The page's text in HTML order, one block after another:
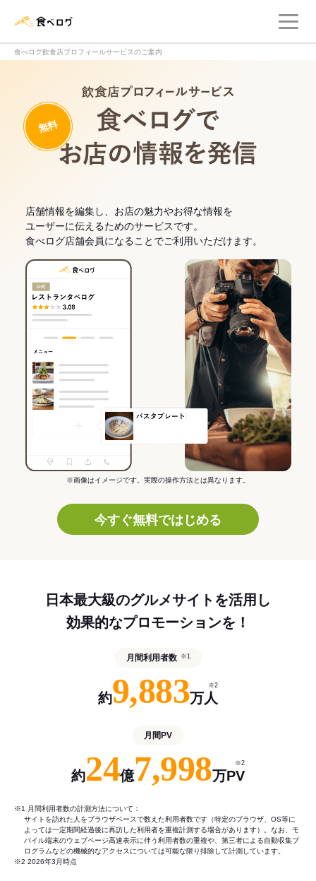
食べログ飲食店プロフィールサービスのご案内
無料
店舗情報を編集し、お店の魅力やお得な情報を
ユーザーに伝えるためのサービスです。
食べログ店舗会員になることでご利用いただけます。
※画像はイメージです。実際の操作方法とは異なります。
今すぐ無料ではじめる
日本最大級のグルメサイトを活用し
効果的なプロモーションを！
月間利用者数 ※1
約9,883万人
※2
月間PV
約24億7,998万PV
※2
※1 月間利用者数の計測方法について：
サイトを訪れた人をブラウザベースで数えた利用者数です（特定のブラウザ、OS等に
よっては一定期間経過後に再訪した利用者を重複計測する場合があります）。なお、モ
バイル端末のウェブページ高速表示に伴う利用者数の重複や、第三者による自動収集プ
ログラムなどの機械的なアクセスについては可能な限り排除して計測しています。
※2 2026年3月時点